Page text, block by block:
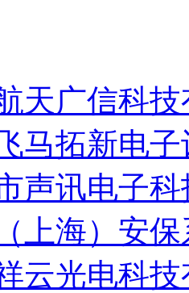
天广信科
马拓新电
声讯电子
上海）安
云光电科